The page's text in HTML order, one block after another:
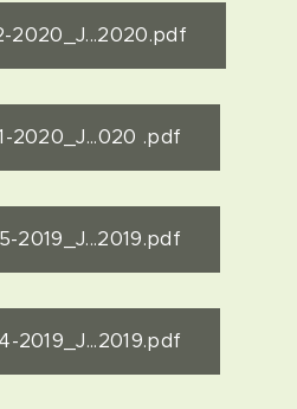
2020_J...2020.pdf
2020_J...020 .pdf
2019_J...2019.pdf
2019_J...2019.pdf